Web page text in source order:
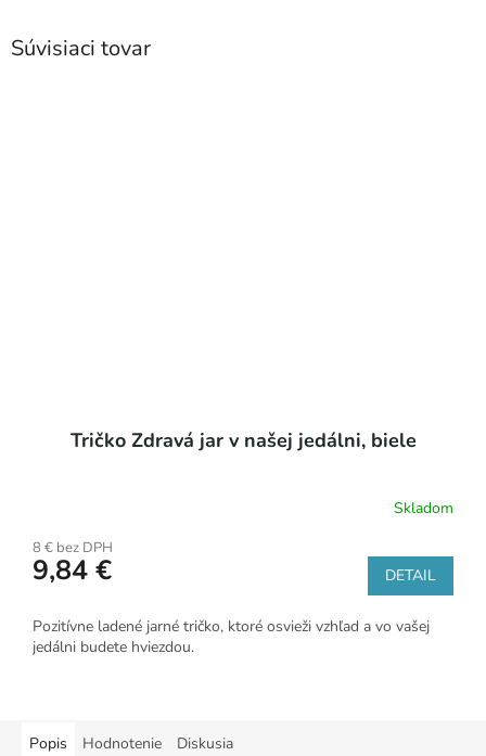
Súvisiaci tovar
Tričko Zdravá jar v našej jedálni, biele
Skladom
8 € bez DPH
9,84 € DETAIL
Pozitívne ladené jarné tričko, ktoré osvieži vzhľad a vo vašej
jedálni budete hviezdou.
Popis Hodnotenie Diskusia